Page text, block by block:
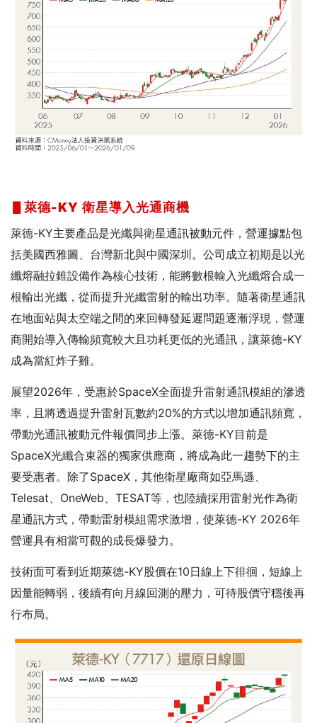
萊德-KY 衛星導入光通商機
萊德-KY主要產品是光纖與衛星通訊被動元件，營運據點包
括美國西雅圖、台灣新北與中國深圳。公司成立初期是以光
纖熔融拉錐設備作為核心技術，能將數根輸入光纖熔合成一
根輸出光纖，從而提升光纖雷射的輸出功率。隨著衛星通訊
在地面站與太空端之間的來回轉發延遲問題逐漸浮現，營運
商開始導入傳輸頻寬較大且功耗更低的光通訊，讓萊德-KY
成為當紅炸子雞。
展望2026年，受惠於SpaceX全面提升雷射通訊模組的滲透
率，且將透過提升雷射瓦數約20%的方式以增加通訊頻寬，
帶動光通訊被動元件報價同步上漲。萊德-KY目前是
SpaceX光纖合束器的獨家供應商，將成為此一趨勢下的主
要受惠者。除了SpaceX，其他衛星廠商如亞馬遜、
Telesat、OneWeb、TESAT等，也陸續採用雷射光作為衛
星通訊方式，帶動雷射模組需求激增，使萊德-KY 2026年
營運具有相當可觀的成長爆發力。
技術面可看到近期萊德-KY股價在10日線上下徘徊，短線上
因量能轉弱，後續有向月線回測的壓力，可待股價守穩後再
行布局。